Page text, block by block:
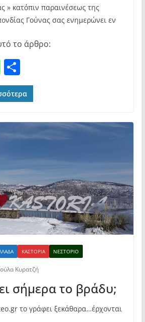
» κατόπιν παραινέσεως της
Γούνας σας ενημερώνει εν
το άρθρο:
W
h
at
A
Μ
οι
ρ
σ
ίτ
ε
ΚΑΣΤΟΡΙΆ ΝΕΣΤΌΡΙΟ
Κυρατζή
σήμερα το βράδυ;
το γράφει ξεκάθαρα…έρχονται